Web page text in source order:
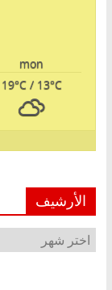
mon
19°C/ 13°C
الأرشيف
الأرشيف